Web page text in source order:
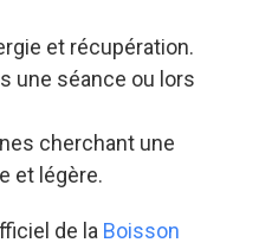
et récupération.
une séance ou lors
cherchant une
et légère.
de la Boisson